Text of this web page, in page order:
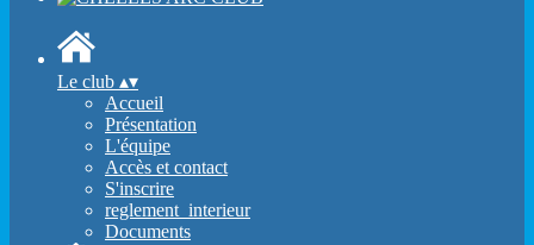
Le club ▴▾
Accueil
Présentation
L'équipe
Accès et contact
S'inscrire
reglement_interieur
Documents